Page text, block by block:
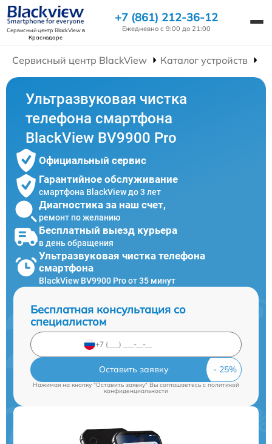
Сервисный центр BlackViewв
Краснодаре
+7 (861) 212-36-12
Ежедневно с 9:00 до 21:00
Сервисный центр BlackView Каталог устройств
Ультразвуковая чистка
телефона смартфона
BlackView BV9900 Pro
Официальный сервис
Гарантийное обслуживание
смартфона BlackView до 3 лет
Диагностика за наш счет,
ремонт по желанию
Бесплатный выезд курьера
в день обращения
Ультразвуковая чистка телефона
смартфона
BlackView BV9900 Pro от 35 минут
Бесплатная консультация со
специалистом
Оставить заявку
Нажимая на кнопку "Оставить заявку" Вы соглашаетесь cполитикой
конфиденциальности